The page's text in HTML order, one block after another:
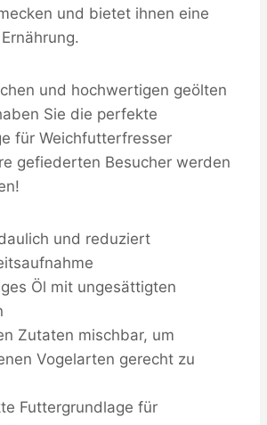
und bietet ihnen eine
und hochwertigen geölten
Sie die perfekte
für Weichfutterfresser
gefiederten Besucher werden
und reduziert
Öl mit ungesättigten
Zutaten mischbar, um
Vogelarten gerecht zu
Futtergrundlage für